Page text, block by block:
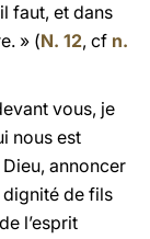
faut, et dans
» (N. 12, cf n.
vous, je
nous est
annoncer
dignité de fils
l’esprit